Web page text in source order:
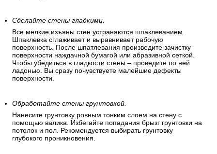
Сделайте стены гладкими.
Все мелкие изъяны стен устраняются шпаклеванием.
Шпаклевка сглаживает и выравнивает рабочую
поверхность. После шпатлевания произведите зачистку
поверхности наждачной бумагой или абразивной сеткой.
Чтобы убедиться в гладкости стены – проведите по ней
ладонью. Вы сразу почувствуете малейшие дефекты
поверхности.
Обработайте стены грунтовкой.
Нанесите грунтовку ровным тонким слоем на стену с
помощью валика. Избегайте попадания брызг грунтовки на
потолок и пол. Рекомендуется выбирать грунтовку
глубокого проникновения.